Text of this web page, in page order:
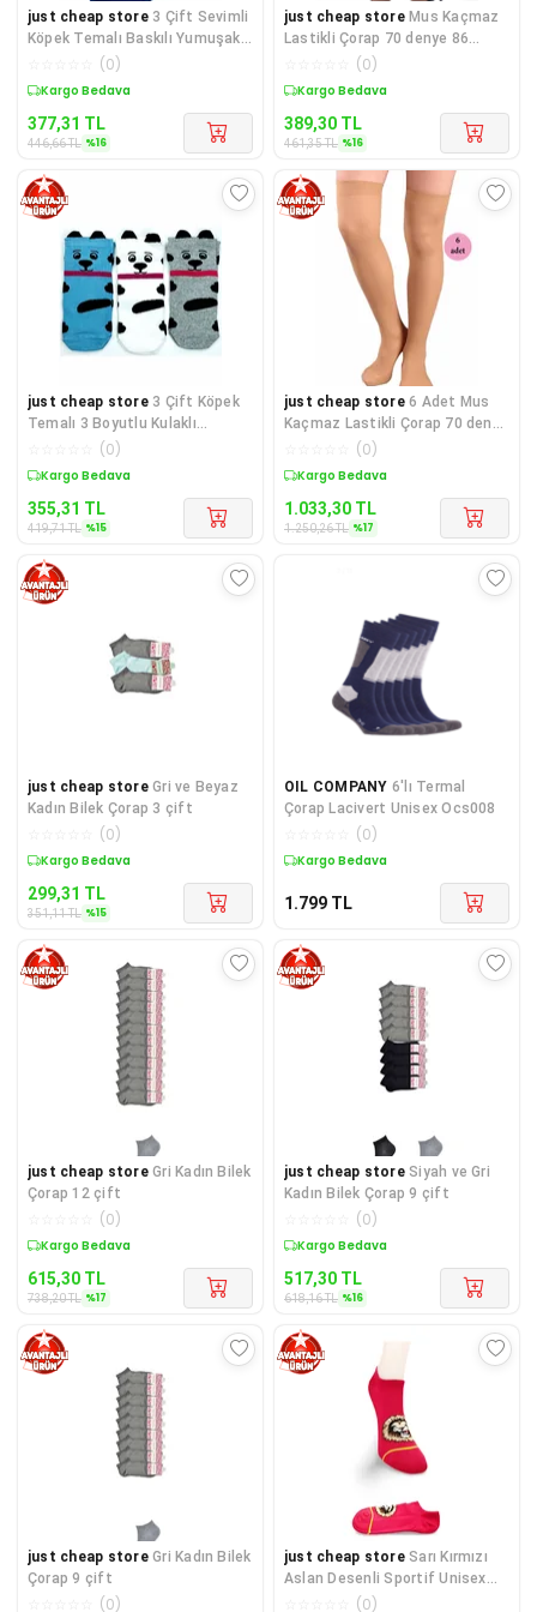
just cheap store 3 Çift Sevimli
Köpek Temalı Baskılı Yumuşak
Kadın Bilek Çorap
(0)
Sepette %16 İndirim
377,31 TL
446,66TL %16
just cheap store Mus Kaçmaz
Lastikli Çorap 70 denye 86
(0)
Sepette %16 İndirim
389,30 TL
461,35TL %16
just cheap store 3 Çift Köpek
Temalı 3 Boyutlu Kulaklı
Pamuklu Yumuşak Kadın Bilek
(0)
Sepette %15 İndirim
355,31 TL
419,71TL %15
just cheap store 6 Adet Mus
Kaçmaz Lastikli Çorap 70 denye
(0)
Sepette %17 İndirim
1.033,30 TL
1.250,26TL %17
just cheap store Gri ve Beyaz
Kadın Bilek Çorap 3 çift
(0)
Sepette %15 İndirim
299,31 TL
351,11TL %15
OIL COMPANY 6'lı Termal
Çorap Lacivert Unisex Ocs008
(0)
Kargo Bedava
1.799 TL
just cheap store Gri Kadın Bilek
Çorap 12 çift
(0)
Sepette %17 İndirim
615,30 TL
738,20TL %17
just cheap store Siyah ve Gri
Kadın Bilek Çorap 9 çift
(0)
Sepette %16 İndirim
517,30 TL
618,16TL %16
just cheap store Gri Kadın Bilek
Çorap 9 çift
(0)
just cheap store Sarı Kırmızı
Aslan Desenli Sportif Unisex
Kısa Bilek Çorap Yazlı
(0)